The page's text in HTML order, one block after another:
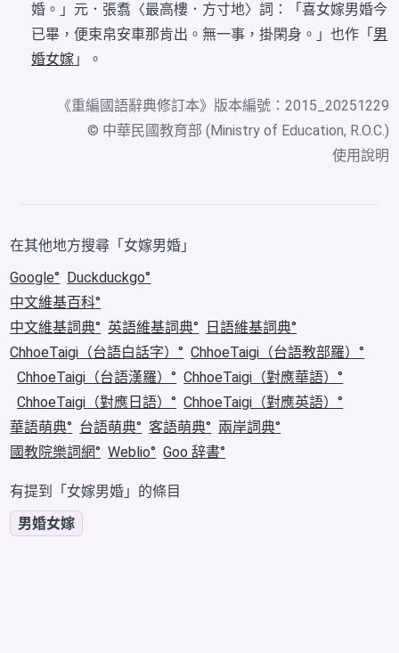
婚。」元．張翥〈最高樓．方寸地〉詞：「喜女嫁男婚今
已畢，便束帛安車那肯出。無一事，掛閑身。」也作「 男
婚女嫁 」。
《重編國語辭典修訂本》版本編號：2015_20251229
© 中華民國教育部 (Ministry of Education, R.O.C.)
使用說明
在其他地方搜尋「女嫁男婚」
Google
Duckduckgo
中文維基百科
中文維基詞典
英語維基詞典
日語維基詞典
ChhoeTaigi（台語白話字）
ChhoeTaigi（台語教部羅）
ChhoeTaigi（台語漢羅）
ChhoeTaigi（對應華語）
ChhoeTaigi（對應日語）
ChhoeTaigi（對應英語）
華語萌典
台語萌典 客語萌典
兩岸詞典
國教院樂詞網
Weblio Goo 辞書
有提到「女嫁男婚」的條目
男婚女嫁